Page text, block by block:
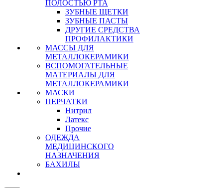
ПОЛОСТЬЮ РТА
ЗУБНЫЕ ЩЕТКИ
ЗУБНЫЕ ПАСТЫ
ДРУГИЕ СРЕДСТВА
ПРОФИЛАКТИКИ
МАССЫ ДЛЯ
МЕТАЛЛОКЕРАМИКИ
ВСПОМОГАТЕЛЬНЫЕ
МАТЕРИАЛЫ ДЛЯ
МЕТАЛЛОКЕРАМИКИ
МАСКИ
ПЕРЧАТКИ
Нитрил
Латекс
Прочие
ОДЕЖДА
МЕДИЦИНСКОГО
НАЗНАЧЕНИЯ
БАХИЛЫ